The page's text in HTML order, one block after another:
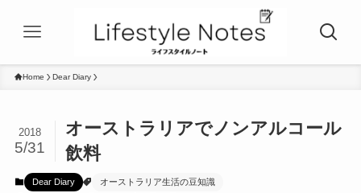
Home Dear Diary
オーストラリアでノンアルコール
飲料
2018
5/31
Dear Diary オーストラリア生活の豆知識